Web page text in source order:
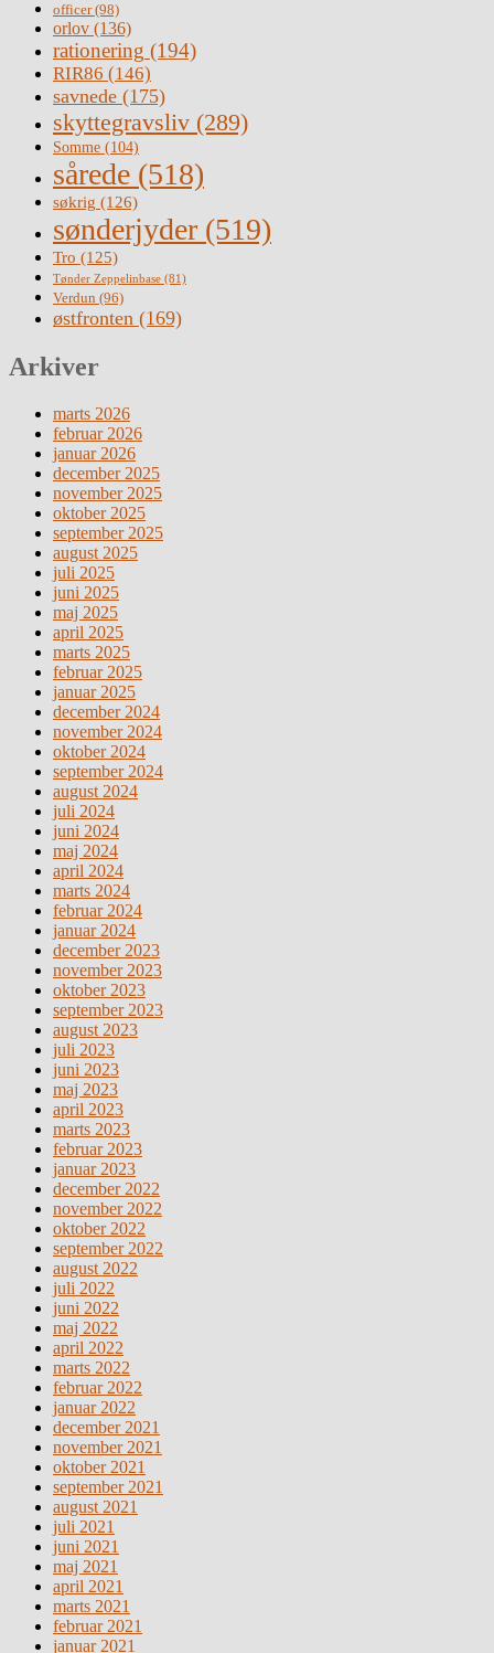
officer(98)
orlov (136)
rationering (194)
RIR86 (146)
savnede (175)
skyttegravsliv (289)
Somme (104)
sårede (518)
søkrig (126)
sønderjyder (519)
Tro (125)
Tønder Zeppelinbase (81)
Verdun (96)
østfronten (169)
Arkiver
marts 2026
februar 2026
januar 2026
december 2025
november 2025
oktober 2025
september 2025
august 2025
juli 2025
juni 2025
maj 2025
april 2025
marts 2025
februar 2025
januar 2025
december 2024
november 2024
oktober 2024
september 2024
august 2024
juli 2024
juni 2024
maj 2024
april 2024
marts 2024
februar 2024
januar 2024
december 2023
november 2023
oktober 2023
september 2023
august 2023
juli 2023
juni 2023
maj 2023
april 2023
marts 2023
februar 2023
januar 2023
december 2022
november 2022
oktober 2022
september 2022
august 2022
juli 2022
juni 2022
maj 2022
april 2022
marts 2022
februar 2022
januar 2022
december 2021
november 2021
oktober 2021
september 2021
august 2021
juli 2021
juni 2021
maj 2021
april 2021
marts 2021
februar 2021
januar 2021